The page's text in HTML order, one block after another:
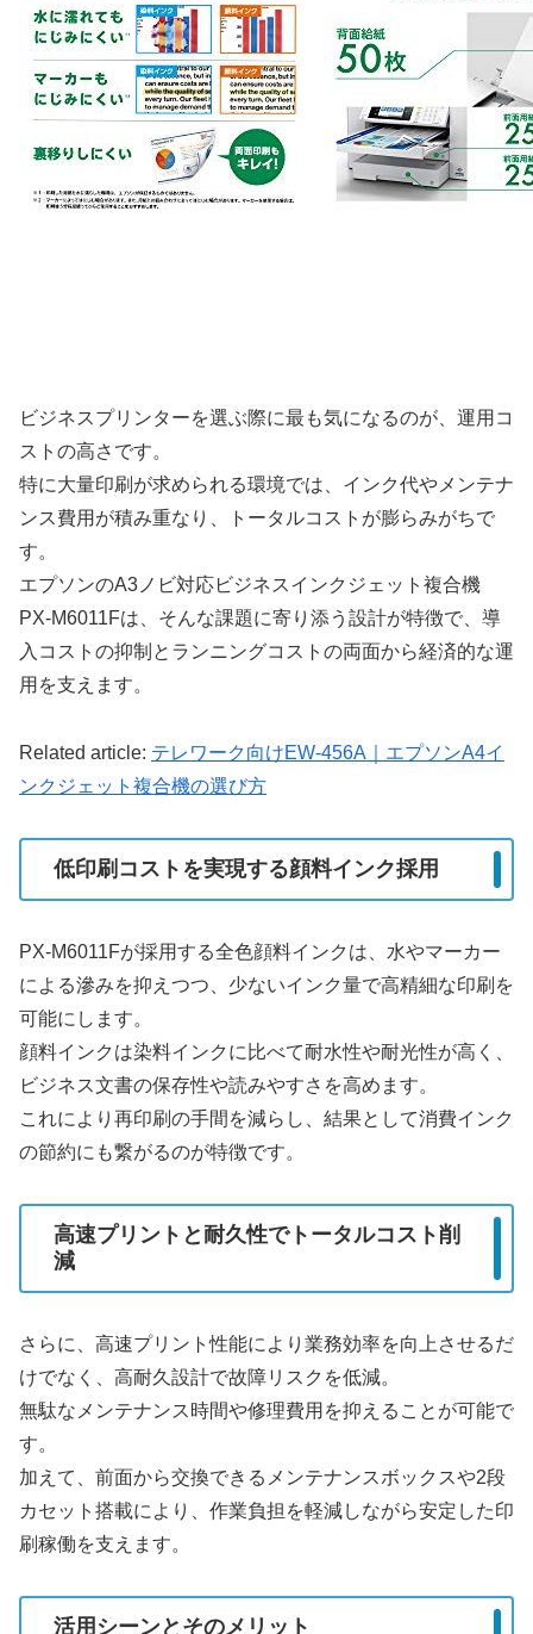
ビジネスプリンターを選ぶ際に最も気になるのが、運用コ
ストの高さです。
特に大量印刷が求められる環境では、インク代やメンテナ
ンス費用が積み重なり、トータルコストが膨らみがちで
す。
エプソンのA3ノビ対応ビジネスインクジェット複合機
PX-M6011Fは、そんな課題に寄り添う設計が特徴で、導
入コストの抑制とランニングコストの両面から経済的な運
用を支えます。
Related article: テレワーク向けEW-456A｜エプソンA4イ
ンクジェット複合機の選び方
低印刷コストを実現する顔料インク採用
PX-M6011Fが採用する全色顔料インクは、水やマーカー
による滲みを抑えつつ、少ないインク量で高精細な印刷を
可能にします。
顔料インクは染料インクに比べて耐水性や耐光性が高く、
ビジネス文書の保存性や読みやすさを高めます。
これにより再印刷の手間を減らし、結果として消費インク
の節約にも繋がるのが特徴です。
高速プリントと耐久性でトータルコスト削
減
さらに、高速プリント性能により業務効率を向上させるだ
けでなく、高耐久設計で故障リスクを低減。
無駄なメンテナンス時間や修理費用を抑えることが可能で
す。
加えて、前面から交換できるメンテナンスボックスや2段
カセット搭載により、作業負担を軽減しながら安定した印
刷稼働を支えます。
活用シーンとそのメリット